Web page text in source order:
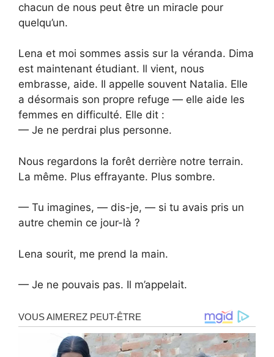
chacun de nous peut être un miracle pour
quelqu’un.
Lena et moi sommes assis sur la véranda. Dima
est maintenant étudiant. Il vient, nous
embrasse, aide. Il appelle souvent Natalia. Elle
a désormais son propre refuge — elle aide les
femmes en difficulté. Elle dit :
— Je ne perdrai plus personne.
Nous regardons la forêt derrière notre terrain.
La même. Plus effrayante. Plus sombre.
— Tu imagines, — dis-je, — si tu avais pris un
autre chemin ce jour-là ?
Lena sourit, me prend la main.
— Je ne pouvais pas. Il m’appelait.